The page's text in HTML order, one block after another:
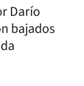
Darío
bajados